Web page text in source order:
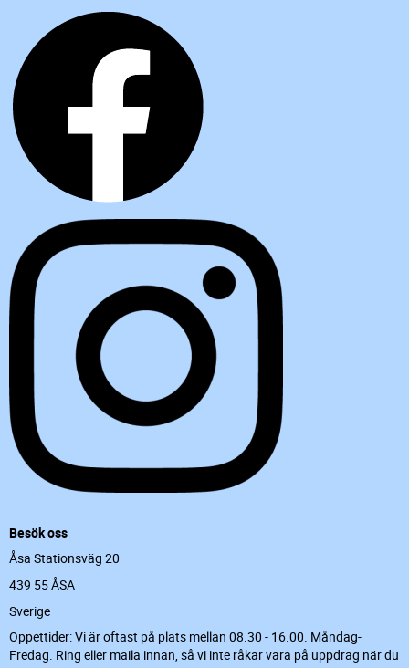
Besök oss
Åsa Stationsväg 20
439 55 ÅSA
Sverige
Öppettider: Vi är oftast på plats mellan 08.30 - 16.00. Måndag-
Fredag. Ring eller maila innan, så vi inte råkar vara på uppdrag när du